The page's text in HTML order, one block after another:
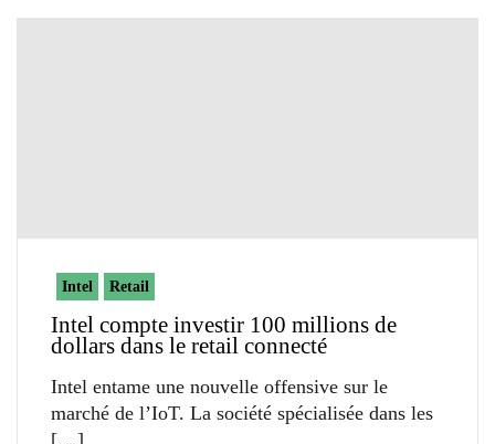
Intel Retail
Intel compte investir 100 millions de
dollars dans le retail connecté
Intel entame une nouvelle offensive sur le
marché de l’IoT. La société spécialisée dans les